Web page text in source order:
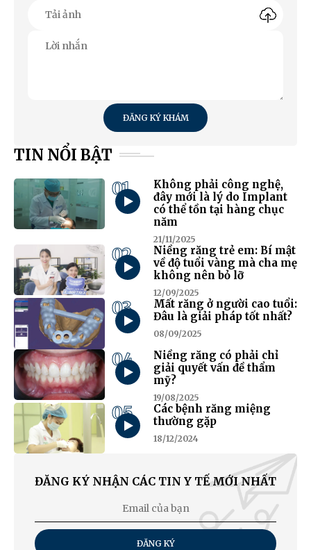
ĐĂNG KÝ KHÁM
TIN NỔI BẬT
01
Không phải công nghệ,
đây mới là lý do Implant
có thể tồn tại hàng chục
năm
21/11/2025
02
Niềng răng trẻ em: Bí mật
về độ tuổi vàng mà cha mẹ
không nên bỏ lỡ
12/09/2025
03
Mất răng ở người cao tuổi:
Đâu là giải pháp tốt nhất?
08/09/2025
04
Niềng răng có phải chỉ
giải quyết vấn đề thẩm
mỹ?
19/08/2025
05
Các bệnh răng miệng
thường gặp
18/12/2024
ĐĂNG KÝ NHẬN CÁC TIN Y TẾ MỚI NHẤT
ĐĂNG KÝ